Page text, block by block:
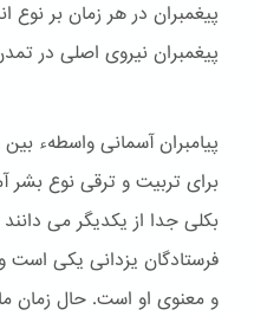
پیغمبران در هر زمان بر
پیغمبران نیروی اصلی در
پیامبران آسمانی واسطهء
برای تربیت و ترقی نوع بشر
بکلی جدا از یکدیگر می
فرستادگان یزدانی یکی است
و معنوی او است. حال زمان